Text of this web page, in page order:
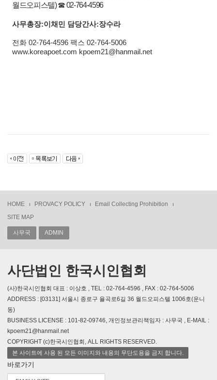
월드오피스텔)☎02-764-4596
사무총장:이채민 담당간사:장수라
전화 02-764-4596 팩스 02-764-5006
www.koreapoet.com kpoem21@hanmail.net
HOME PROVACY POLICY
Email Collecting Prohibition
SITE MAP
사무국 ADMIN
사단법인 한국시인협회
(사)한국시인협회 대표 : 이상호 , TEL : 02-764-4596 , FAX : 02-764-5006
ADDRESS : [03131] 서울시 종로구 율곡로6길 36 월드오피스텔 1006호(운니
동)
BUSINESS LICENSE : 101-82-09746, 개인정보관리책임자 : 사무국 , E-MAIL :
kpoem21@hanmail.net
COPYRIGHT (c)한국시인협회, ALL RIGHTS RESERVED.
본 사이트에 사용 된 모든 이미지와 내용의 무단도용을 금지 합니다.
바로가기